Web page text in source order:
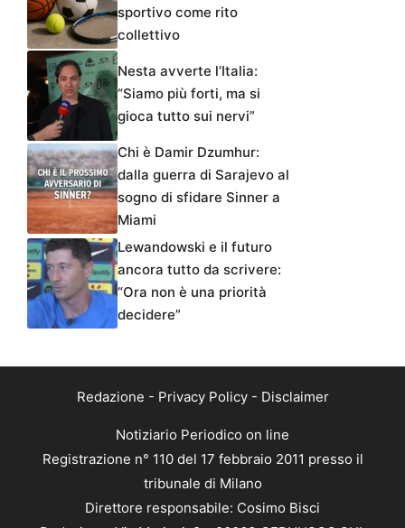
sportivo come rito
collettivo
Nesta avverte l’Italia:
“Siamo più forti, ma si
gioca tutto sui nervi”
Chi è Damir Dzumhur:
dalla guerra di Sarajevo al
sogno di sfidare Sinner a
Miami
Lewandowski e il futuro
ancora tutto da scrivere:
“Ora non è una priorità
decidere”
Redazione - Privacy Policy- Disclaimer
Notiziario Periodico on line
Registrazione n° 110 del 17 febbraio 2011 presso il
tribunale di Milano
Direttore responsabile: Cosimo Bisci